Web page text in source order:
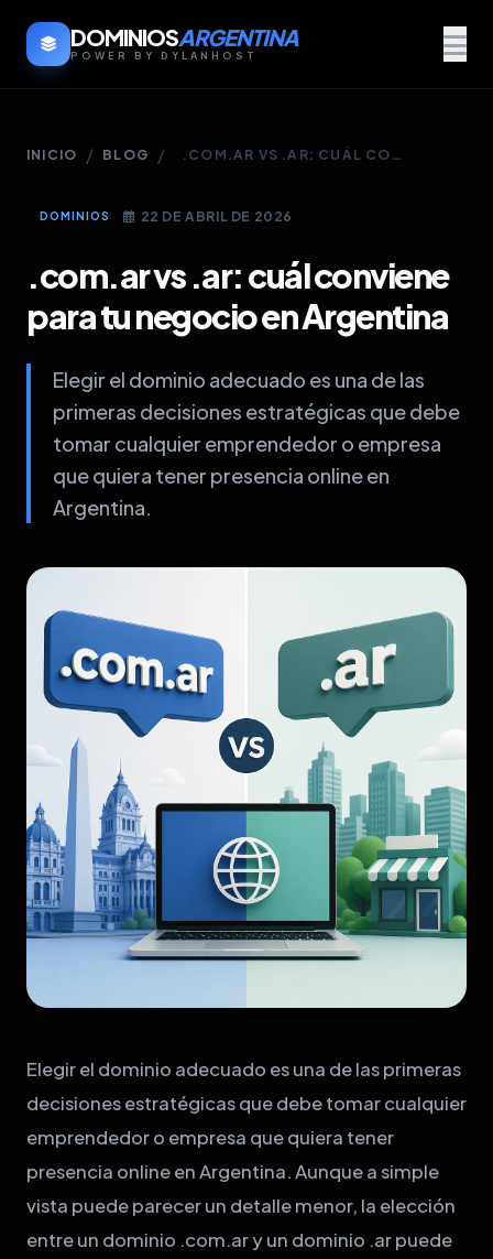
DOMINIOSARGENTINA
POWER BY DYLANHOST
INICIO / BLOG / .COM.AR VS .AR: CUÁL CONVIENE PARA TU NEGOCIO EN ARGENTINA
DOMINIOS 22 DE ABRIL DE 2026
.com.ar vs .ar: cuál conviene
para tu negocio en Argentina
Elegir el dominio adecuado es una de las
primeras decisiones estratégicas que debe
tomar cualquier emprendedor o empresa
que quiera tener presencia online en
Argentina.
Elegir el dominio adecuado es una de las primeras
decisiones estratégicas que debe tomar cualquier
emprendedor o empresa que quiera tener
presencia online en Argentina. Aunque a simple
vista puede parecer un detalle menor, la elección
entre un dominio .com.ar y un dominio .ar puede